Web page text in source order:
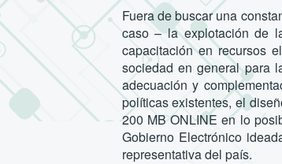
Fuera de buscar una
caso – la explotación de
capacitación en recursos
sociedad en general para
adecuación y
políticas existentes, el
200 MB ONLINE en lo
Gobierno Electrónico
representativa del país.